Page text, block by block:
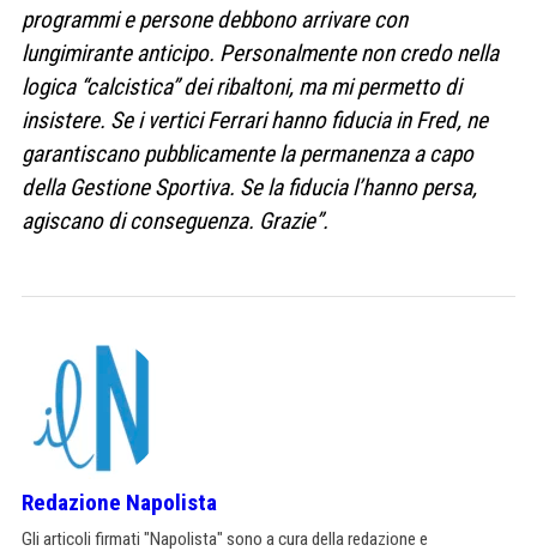
programmi e persone debbono arrivare con
lungimirante anticipo. Personalmente non credo nella
logica “calcistica” dei ribaltoni, ma mi permetto di
insistere. Se i vertici Ferrari hanno fiducia in Fred, ne
garantiscano pubblicamente la permanenza a capo
della Gestione Sportiva. Se la fiducia l’hanno persa,
agiscano di conseguenza. Grazie”.
Redazione Napolista
Gli articoli firmati "Napolista" sono a cura della redazione e